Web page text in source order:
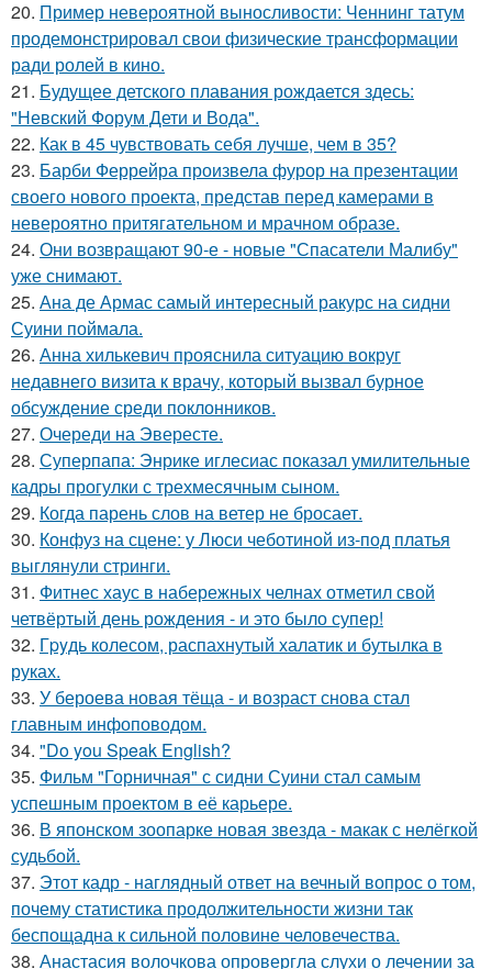
20. Пример невероятной выносливости: Ченнинг татум
продемонстрировал свои физические трансформации
ради ролей в кино.
21. Будущее детского плавания рождается здесь:
"Невский Форум Дети и Вода".
22. Как в 45 чувствовать себя лучше, чем в 35?
23. Барби Феррейра произвела фурор на презентации
своего нового проекта, представ перед камерами в
невероятно притягательном и мрачном образе.
24. Они возвращают 90-е - новые "Спасатели Малибу"
уже снимают.
25. Ана де Армас самый интересный ракурс на сидни
Суини поймала.
26. Анна хилькевич прояснила ситуацию вокруг
недавнего визита к врачу, который вызвал бурное
обсуждение среди поклонников.
27. Очереди на Эвересте.
28. Суперпапа: Энрике иглесиас показал умилительные
кадры прогулки с трехмесячным сыном.
29. Когда парень слов на ветер не бросает.
30. Конфуз на сцене: у Люси чеботиной из-под платья
выглянули стринги.
31. Фитнес хаус в набережных челнах отметил свой
четвёртый день рождения - и это было супер!
32. Гpyдь колесом, распахнутый халатик и бутылка в
руках.
33. У бероева новая тёща - и возраст снова стал
главным инфоповодом.
34. "Do you Speak English?
35. Фильм "Горничная" с сидни Суини стал самым
успешным проектом в её карьере.
36. В японском зоопарке новая звезда - макак с нелёгкой
судьбой.
37. Этот кадр - наглядный ответ на вечный вопрос о том,
почему статистика продолжительности жизни так
беспощадна к сильной половине человечества.
38. Анастасия волочкова опровергла слухи о лечении за